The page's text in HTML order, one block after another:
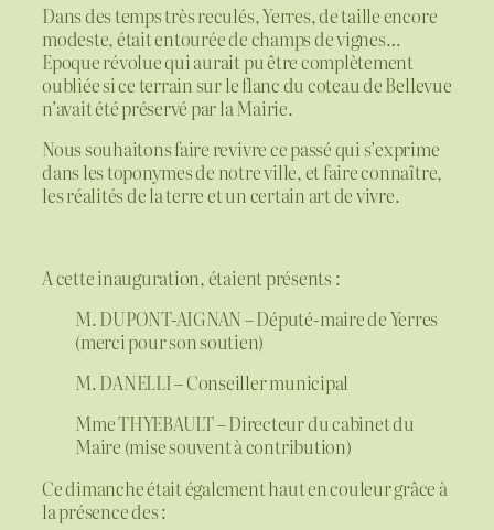
Dans des temps très reculés, Yerres, de taille encore
modeste, était entourée de champs de vignes…
Epoque révolue qui aurait pu être complètement
oubliée si ce terrain sur le flanc du coteau de Bellevue
n’avait été préservé par la Mairie.
Nous souhaitons faire revivre ce passé qui s’exprime
dans les toponymes de notre ville, et faire connaître,
les réalités de la terre et un certain art de vivre.
A cette inauguration, étaient présents :
M. DUPONT-AIGNAN – Député-maire de Yerres
(merci pour son soutien)
M. DANELLI – Conseiller municipal
Mme THYEBAULT – Directeur du cabinet du
Maire (mise souvent à contribution)
Ce dimanche était également haut en couleur grâce à
la présence des :